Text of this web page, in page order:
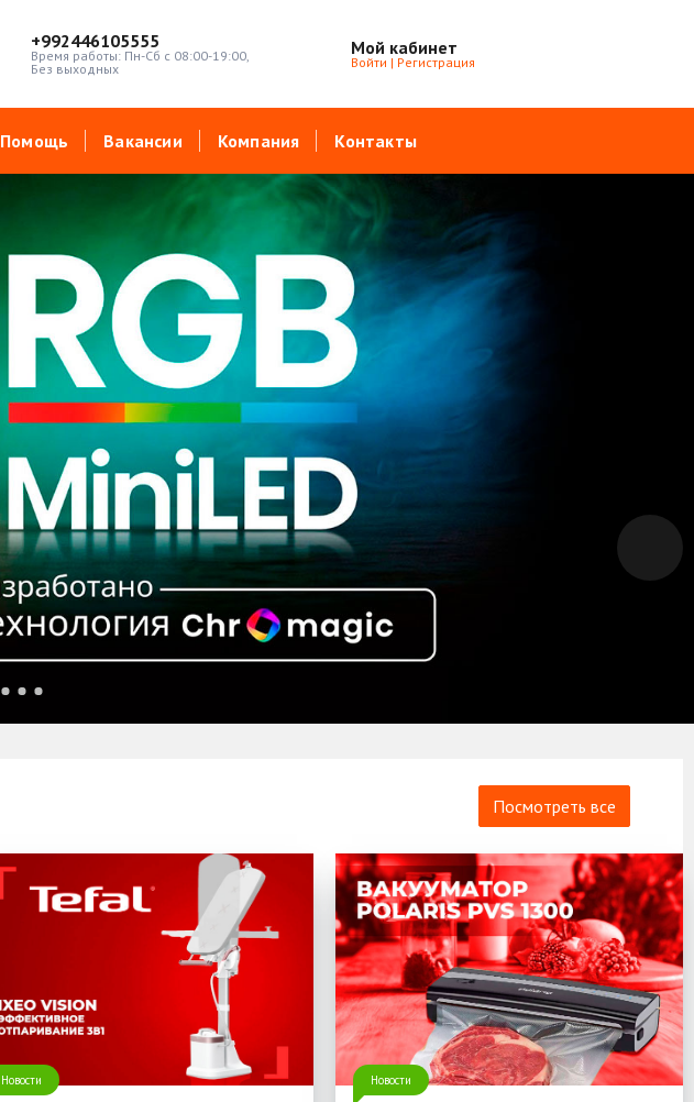
+992446105555
Время работы: Пн-Сб с 08:00-19:00,
Без выходных
Мой кабинет
Войти | Регистрация
Помощь Вакансии Компания Контакты
Посмотреть все
Новости Новости